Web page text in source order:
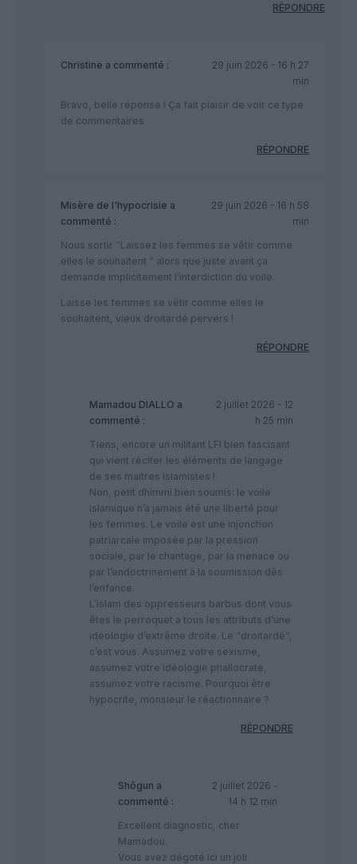
RÉPONDRE
Christine a commenté :
29 juin 2026 - 16 h 27
min
Bravo, belle réponse ! Ça fait plaisir de voir ce type
de commentaires
RÉPONDRE
Misère de l'hypocrisie a
commenté :
29 juin 2026 - 16 h 58
min
Nous sortir “Laissez les femmes se vêtir comme
elles le souhaitent ” alors que juste avant ça
demande implicitement l’interdiction du voile.
Laisse les femmes se vêtir comme elles le
souhaitent, vieux droitardé pervers !
RÉPONDRE
Mamadou DIALLO a
commenté :
2 juillet 2026 - 12
h 25 min
Tiens, encore un militant LFI bien fascisant
qui vient réciter les éléments de langage
de ses maitres islamistes !
Non, petit dhimmi bien soumis: le voile
islamique n’a jamais été une liberté pour
les femmes. Le voile est une injonction
patriarcale imposée par la pression
sociale, par le chantage, par la menace ou
par l’endoctrinement à la soumission dès
l’enfance.
L’islam des oppresseurs barbus dont vous
êtes le perroquet a tous les attributs d’une
idéologie d’extrême droite. Le “droitardé”,
c’est vous. Assumez votre sexisme,
assumez votre idéologie phallocrate,
assumez votre racisme. Pourquoi être
hypocrite, monsieur le réactionnaire ?
RÉPONDRE
Shôgun a
commenté :
2 juillet 2026 -
14 h 12 min
Excellent diagnostic, cher
Mamadou.
Vous avez dégoté ici un joli